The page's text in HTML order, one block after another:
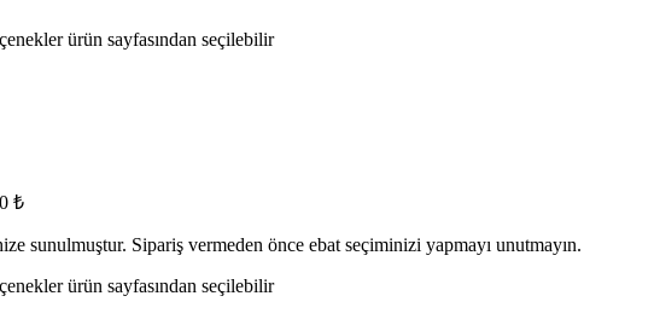
ürün sayfasından seçilebilir
₺
sunulmuştur. Sipariş vermeden önce ebat seçiminizi yapmayı unutmayın.
ürün sayfasından seçilebilir